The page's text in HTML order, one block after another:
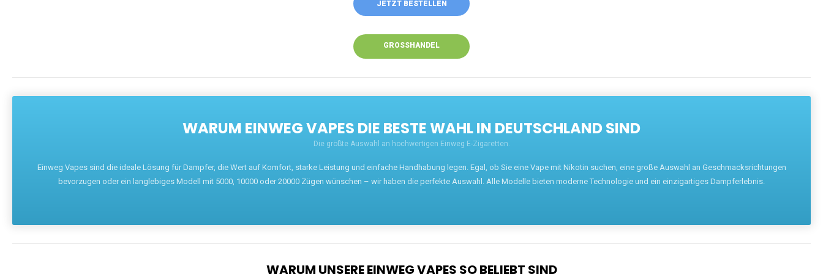
JETZT BESTELLEN
GROSSHANDEL
WARUM EINWEG VAPES DIE BESTE WAHL IN DEUTSCHLAND SIND
Die größte Auswahl an hochwertigen Einweg E-Zigaretten.
Einweg Vapes sind die ideale Lösung für Dampfer, die Wert auf Komfort, starke Leistung und einfache Handhabung legen. Egal, ob Sie eine Vape mit Nikotin suchen, eine große Auswahl an Geschmacksrichtungen
bevorzugen oder ein langlebiges Modell mit 5000, 10000 oder 20000 Zügen wünschen – wir haben die perfekte Auswahl. Alle Modelle bieten moderne Technologie und ein einzigartiges Dampferlebnis.
WARUM UNSERE EINWEG VAPES SO BELIEBT SIND